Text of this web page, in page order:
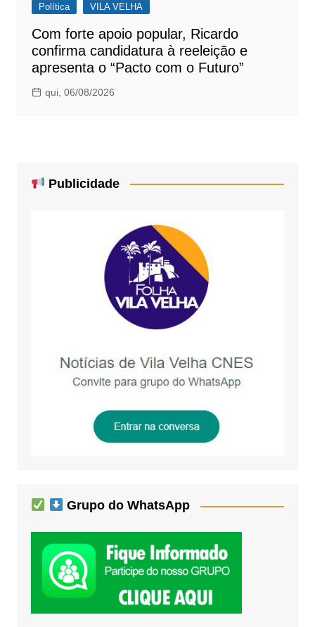
Política
VILA VELHA
Com forte apoio popular, Ricardo
confirma candidatura à reeleição e
apresenta o “Pacto com o Futuro”
qui, 06/08/2026
Publicidade
Grupo do WhatsApp